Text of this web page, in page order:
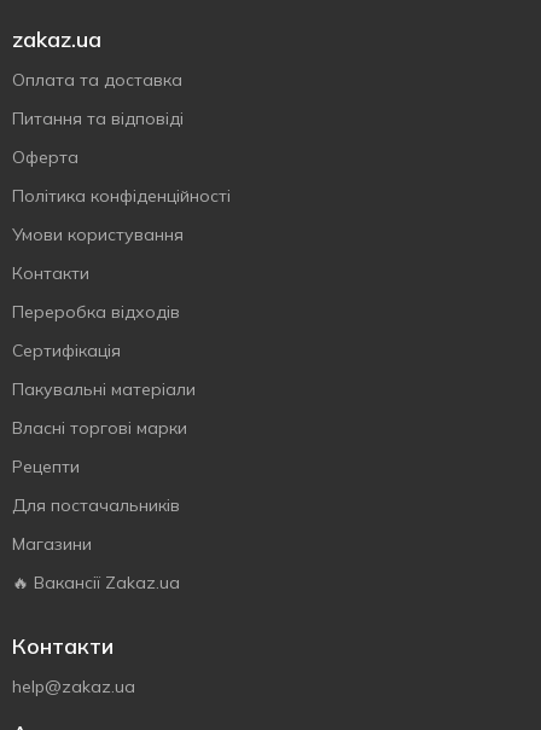
zakaz.ua
Оплата та доставка
Питання та відповіді
Оферта
Політика конфіденційності
Умови користування
Контакти
Переробка відходів
Сертифiкацiя
Пакувальні матеріали
Власнi торговi марки
Рецепти
Для постачальників
Магазини
🔥 Вакансії Zakaz.ua
Контакти
help@zakaz.ua